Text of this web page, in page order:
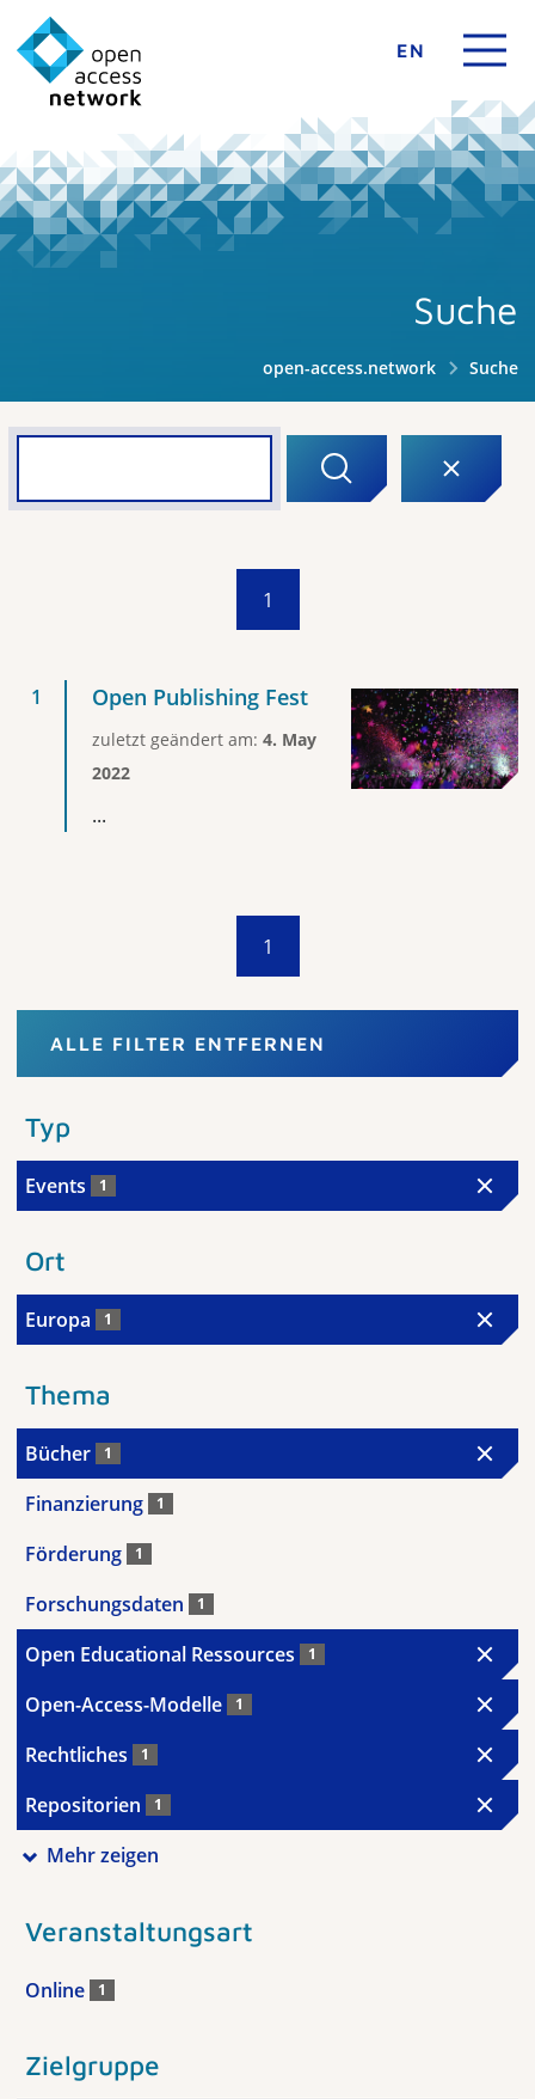
EN
Suche
open-access.network Suche
1
Open Publishing Fest
zuletzt geändert am: 4. May
2022
...
1
ALLE FILTER ENTFERNEN
Typ
Events 1
Ort
Europa 1
Thema
Bücher 1
Finanzierung 1
Förderung 1
Forschungsdaten 1
Open Educational Ressources 1
Open-Access-Modelle 1
Rechtliches 1
Repositorien 1
Mehr zeigen
Veranstaltungsart
Online 1
Zielgruppe